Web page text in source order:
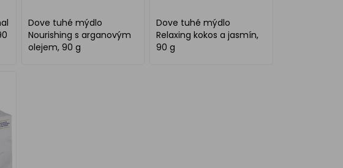
Dove tuhé mýdlo
Nourishing s arganovým
olejem, 90 g
Dove tuhé mýdlo
Relaxing kokos a jasmín,
90 g